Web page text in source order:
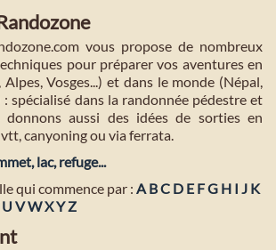
vous propose de nombreux
pour préparer vos aventures en
Vosges...) et dans le monde (Népal,
: spécialisé dans la randonnée pédestre et
aussi des idées de sorties en
canyoning ou via ferrata.
lac, refuge...
qui commence par : A BC D E FG H I J K
U VWXY Z